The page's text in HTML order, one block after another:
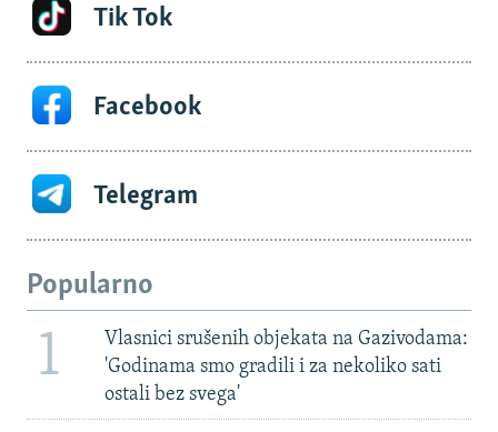
Tik Tok
Facebook
Telegram
Popularno
1
Vlasnici srušenih objekata na Gazivodama:
'Godinama smo gradili i za nekoliko sati
ostali bez svega'